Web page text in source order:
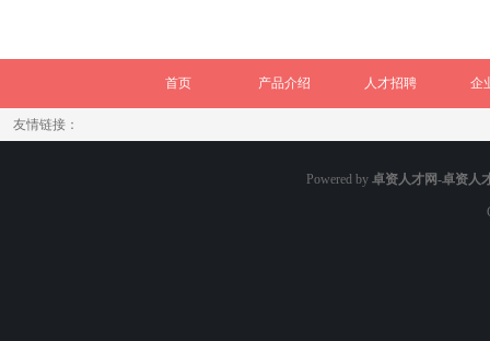
首页 产品介绍 人才招聘 企
友情链接：
Powered by 卓资人才网-卓资人